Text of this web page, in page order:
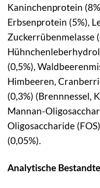
Kaninchenprotein
Erbsenprotein (5%),
Zuckerrübenmelasse
(0,5%),
Himbeeren,
(0,3%) (Brennnessel,
Mannan-
Oligosaccharide
(0,05%).
Analytische